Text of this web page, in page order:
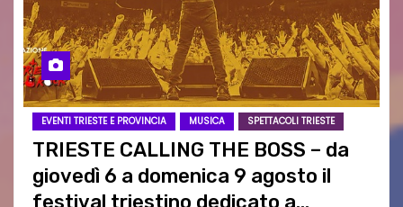
EVENTI TRIESTE E PROVINCIA MUSICA SPETTACOLI TRIESTE
TRIESTE CALLING THE BOSS – da
giovedì 6 a domenica 9 agosto il